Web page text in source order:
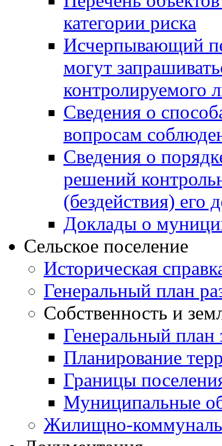
категории риска
Исчерпывающий
могут
контролируемого
Сведения о
вопросам
Сведения о
решений
(бездействия)
Доклады о
Сельское поселение
Историческая
Генеральный план
Собственность и
Генеральный план
Планирование
Границы
Муниципальные
Жилищно-